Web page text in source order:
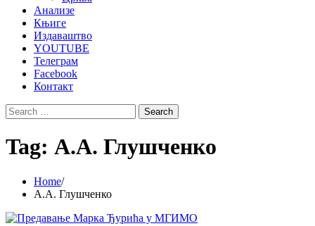
Анализе
Књиге
Издаваштво
YOUTUBE
Телеграм
Facebook
Контакт
Search
for:
Tag: А.А. Глушченко
Home
А.А. Глушченко